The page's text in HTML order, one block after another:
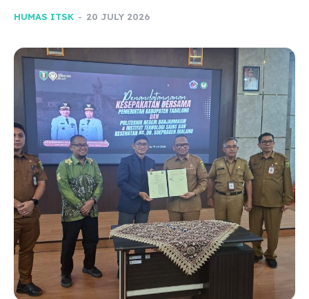
HUMAS ITSK - 20 JULY 2026